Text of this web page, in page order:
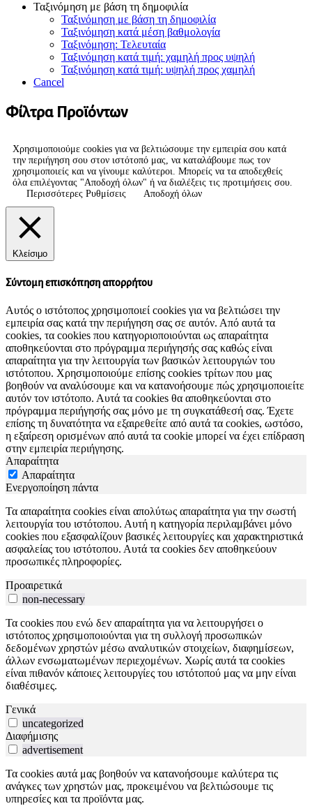
Ταξινόμηση με βάση τη δημοφιλία
Ταξινόμηση με βάση τη δημοφιλία
Ταξινόμηση κατά μέση βαθμολογία
Ταξινόμηση: Τελευταία
Ταξινόμηση κατά τιμή: χαμηλή προς υψηλή
Ταξινόμηση κατά τιμή: υψηλή προς χαμηλή
Cancel
Φίλτρα Προϊόντων
Χρησιμοποιούμε cookies για να βελτιώσουμε την εμπειρία σου κατά
την περιήγηση σου στον ιστότοπό μας, να καταλάβουμε πως τον
χρησιμοποιείς και να γίνουμε καλύτεροι. Μπορείς να τα αποδεχθείς
όλα επιλέγοντας "Αποδοχή όλων" ή να διαλέξεις τις προτιμήσεις σου.
Περισσότερες Ρυθμίσεις
Αποδοχή όλων
Κλείσιμο
Σύντομη επισκόπηση απορρήτου
Αυτός ο ιστότοπος χρησιμοποιεί cookies για να βελτιώσει την
εμπειρία σας κατά την περιήγηση σας σε αυτόν. Από αυτά τα
cookies, τα cookies που κατηγοριοποιούνται ως απαραίτητα
αποθηκεύονται στο πρόγραμμα περιήγησής σας καθώς είναι
απαραίτητα για την λειτουργία των βασικών λειτουργιών του
ιστότοπου. Χρησιμοποιούμε επίσης cookies τρίτων που μας
βοηθούν να αναλύσουμε και να κατανοήσουμε πώς χρησιμοποιείτε
αυτόν τον ιστότοπο. Αυτά τα cookies θα αποθηκεύονται στο
πρόγραμμα περιήγησής σας μόνο με τη συγκατάθεσή σας. Έχετε
επίσης τη δυνατότητα να εξαιρεθείτε από αυτά τα cookies, ωστόσο,
η εξαίρεση ορισμένων από αυτά τα cookie μπορεί να έχει επίδραση
στην εμπειρία περιήγησης.
Απαραίτητα
Απαραίτητα
Ενεργοποίηση πάντα
Τα απαραίτητα cookies είναι απολύτως απαραίτητα για την σωστή
λειτουργία του ιστότοπου. Αυτή η κατηγορία περιλαμβάνει μόνο
cookies που εξασφαλίζουν βασικές λειτουργίες και χαρακτηριστικά
ασφαλείας του ιστότοπου. Αυτά τα cookies δεν αποθηκεύουν
προσωπικές πληροφορίες.
Προαιρετικά
non-necessary
Τα cookies που ενώ δεν απαραίτητα για να λειτουργήσει ο
ιστότοπος χρησιμοποιούνται για τη συλλογή προσωπικών
δεδομένων χρηστών μέσω αναλυτικών στοιχείων, διαφημίσεων,
άλλων ενσωματωμένων περιεχομένων. Χωρίς αυτά τα cookies
είναι πιθανόν κάποιες λειτουργίες του ιστότοπού μας να μην είναι
διαθέσιμες.
Γενικά
uncategorized
Διαφήμισης
advertisement
Τα cookies αυτά μας βοηθούν να κατανοήσουμε καλύτερα τις
ανάγκες των χρηστών μας, προκειμένου να βελτιώσουμε τις
υπηρεσίες και τα προϊόντα μας.